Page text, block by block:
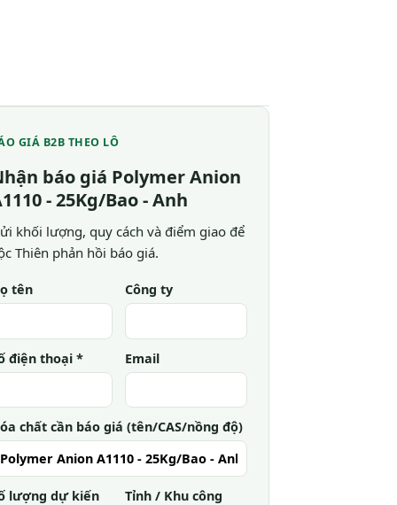
GIÁ B2B THEO LÔ
báo giá Polymer Anion
- 25Kg/Bao - Anh
khối lượng, quy cách và điểm giao để
Thiên phản hồi báo giá.
tên Công ty
điện thoại * Email
chất cần báo giá (tên/CAS/nồng độ)
lượng dự kiến Tỉnh / Khu công